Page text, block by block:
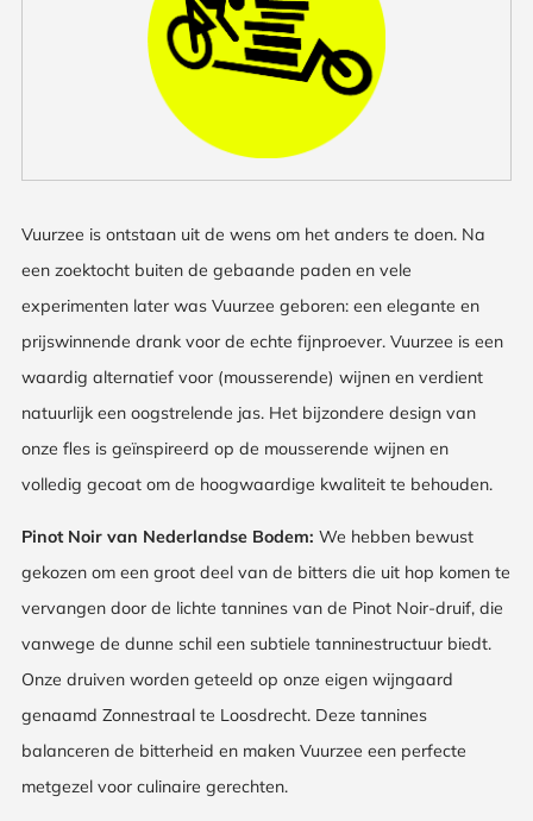
Vuurzee is ontstaan uit de wens om het anders te doen. Na
een zoektocht buiten de gebaande paden en vele
experimenten later was Vuurzee geboren: een elegante en
prijswinnende drank voor de echte fijnproever. Vuurzee is een
waardig alternatief voor (mousserende) wijnen en verdient
natuurlijk een oogstrelende jas. Het bijzondere design van
onze fles is geïnspireerd op de mousserende wijnen en
volledig gecoat om de hoogwaardige kwaliteit te behouden.
Pinot Noir van Nederlandse Bodem: We hebben bewust
gekozen om een groot deel van de bitters die uit hop komen te
vervangen door de lichte tannines van de Pinot Noir-druif, die
vanwege de dunne schil een subtiele tanninestructuur biedt.
Onze druiven worden geteeld op onze eigen wijngaard
genaamd Zonnestraal te Loosdrecht. Deze tannines
balanceren de bitterheid en maken Vuurzee een perfecte
metgezel voor culinaire gerechten.